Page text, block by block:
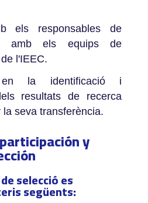
els responsables de
i amb els equips de
l'IEEC.
en la identificació i
resultats de recerca
la seva transferència.
y
selecció es
següents: